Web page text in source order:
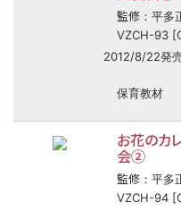
監修 ：平
VZCH-93
2012/8/22発
保育教材
お花のカ
会②
監修 ：平
VZCH-94